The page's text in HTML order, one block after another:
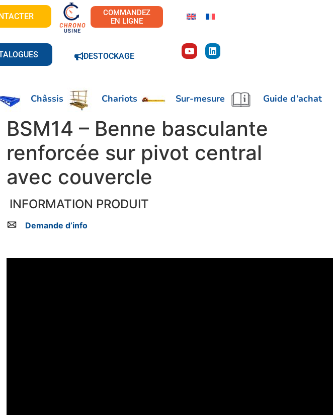
COMMANDEZ
EN LIGNE
DESTOCKAGE
Châssis Chariots Sur-mesure Guide d’achat
BSM14 – Benne basculante
renforcée sur pivot central
avec couvercle
INFORMATION PRODUIT
Demande d’info